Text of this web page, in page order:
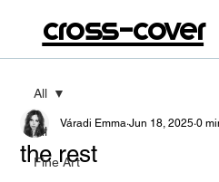
cross-cover
All
Fine Art
All
the rest
Váradi Emma Jun 18, 2025 0